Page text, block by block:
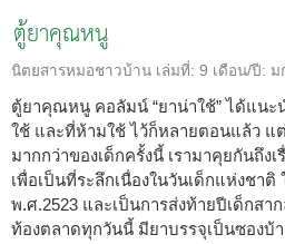
ตู้ยาคุณหนู
นิตยสารหมอชาวบ้าน เล่มที่: 9 เดือน/ปี: ม
ตู้ยาคุณหนู คอลัมน์ “ยาน่าใช้” ได้แนะ
ใช้ และที่ห้ามใช้ ไว้ก็หลายตอนแล้ว แ
มากกว่าของเด็กครั้งนี้ เรามาคุยกันถึง
เพื่อเป็นที่ระลึกเนื่องในวันเด็กแห่งชา
พ.ศ.2523 และเป็นการส่งท้ายปีเด็กสา
ท้องตลาดทุกวันนี้ มียาบรรจุเป็นซองบ้า